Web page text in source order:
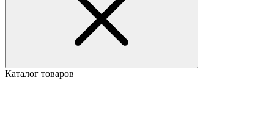
Каталог товаров